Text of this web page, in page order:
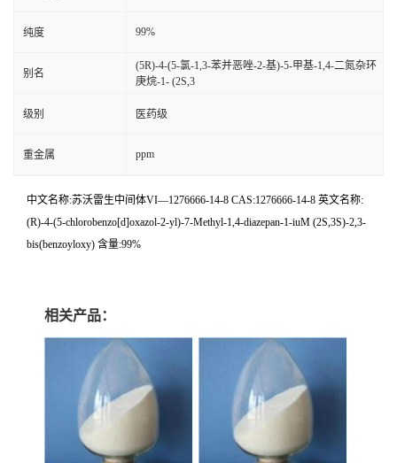
纯度 99%
别名
(5R)-4-(5-氯-1,3-苯并恶唑-2-基)-5-甲基-1,4-二氮杂环
庚烷-1- (2S,3
级别 医药级
重金属 ppm
中文名称:苏沃雷生中间体VI—1276666-14-8 CAS:1276666-14-8 英文名称:
(R)-4-(5-chlorobenzo[d]oxazol-2-yl)-7-Methyl-1,4-diazepan-1-iuM (2S,3S)-2,3-
bis(benzoyloxy) 含量:99%
相关产品：